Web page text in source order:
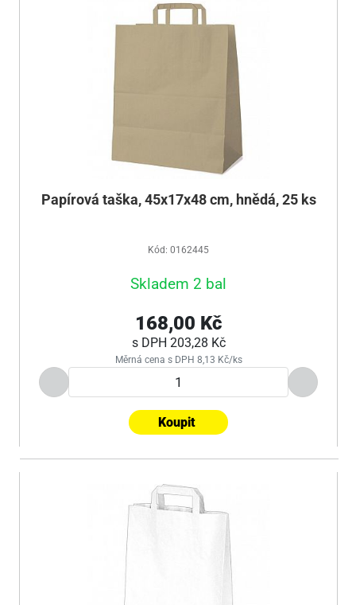
Papírová taška, 45x17x48 cm, hnědá, 25 ks
Kód: 0162445
Skladem 2 bal
168,00 Kč
s DPH 203,28 Kč
Měrná cena s DPH 8,13 Kč/ks
Koupit